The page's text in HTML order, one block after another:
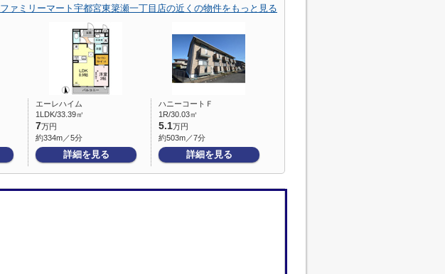
ファミリーマート宇都宮東簗瀬一丁目店の近くの物件をもっと見る
エーレハイム
1LDK/33.39㎡
7万円
約334m／5分
詳細を見る
ハニーコートＦ
1R/30.03㎡
5.1万円
約503m／7分
詳細を見る